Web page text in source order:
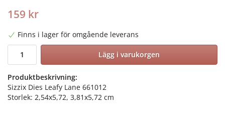
159 kr
Finns i lager för omgående leverans
Lägg i varukorgen
Produktbeskrivning:
Sizzix Dies Leafy Lane 661012
Storlek: 2,54x5,72, 3,81x5,72 cm